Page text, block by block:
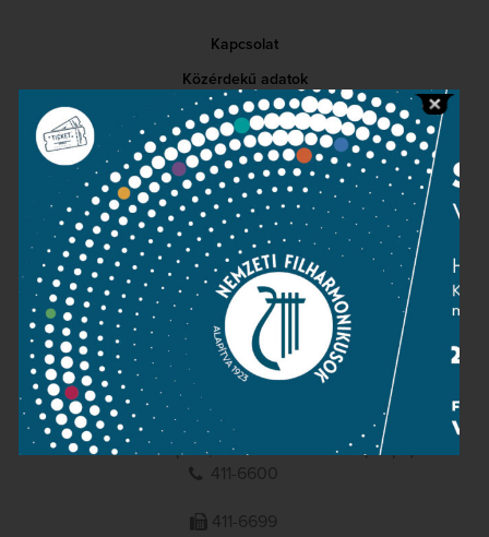
Kapcsolat
Közérdekű adatok
Sajtószoba
Adatvédelem
Impresszum
NEMZETI
FILHARMONIKUSOK
1095 Budapest, Komor Marcell u. 1. (Müpa)
411-6600
411-6699